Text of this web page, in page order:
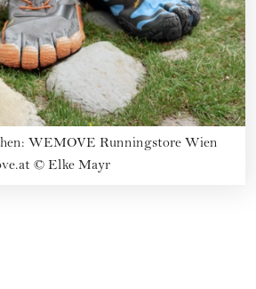
WEMOVE Runningstore Wien
© Elke Mayr